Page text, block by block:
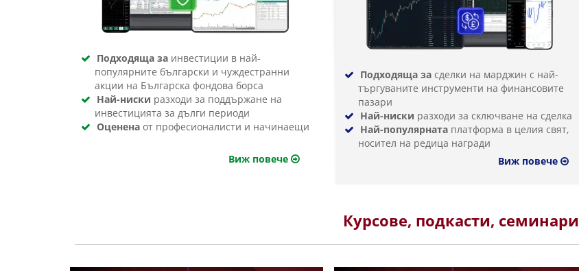
Подходяща за инвестиции в най-
популярните български и чуждестранни
акции на Българска фондова борса
Най-ниски разходи за поддържане на
инвестицията за дълги периоди
Оценена от професионалисти и начинаещи
Виж повече
Подходяща за сделки на марджин с най-
търгуваните инструменти на финансовите
пазари
Най-ниски разходи за сключване на сделка
Най-популярната платформа в целия свят,
носител на редица награди
Виж повече
Курсове, подкасти, семинари